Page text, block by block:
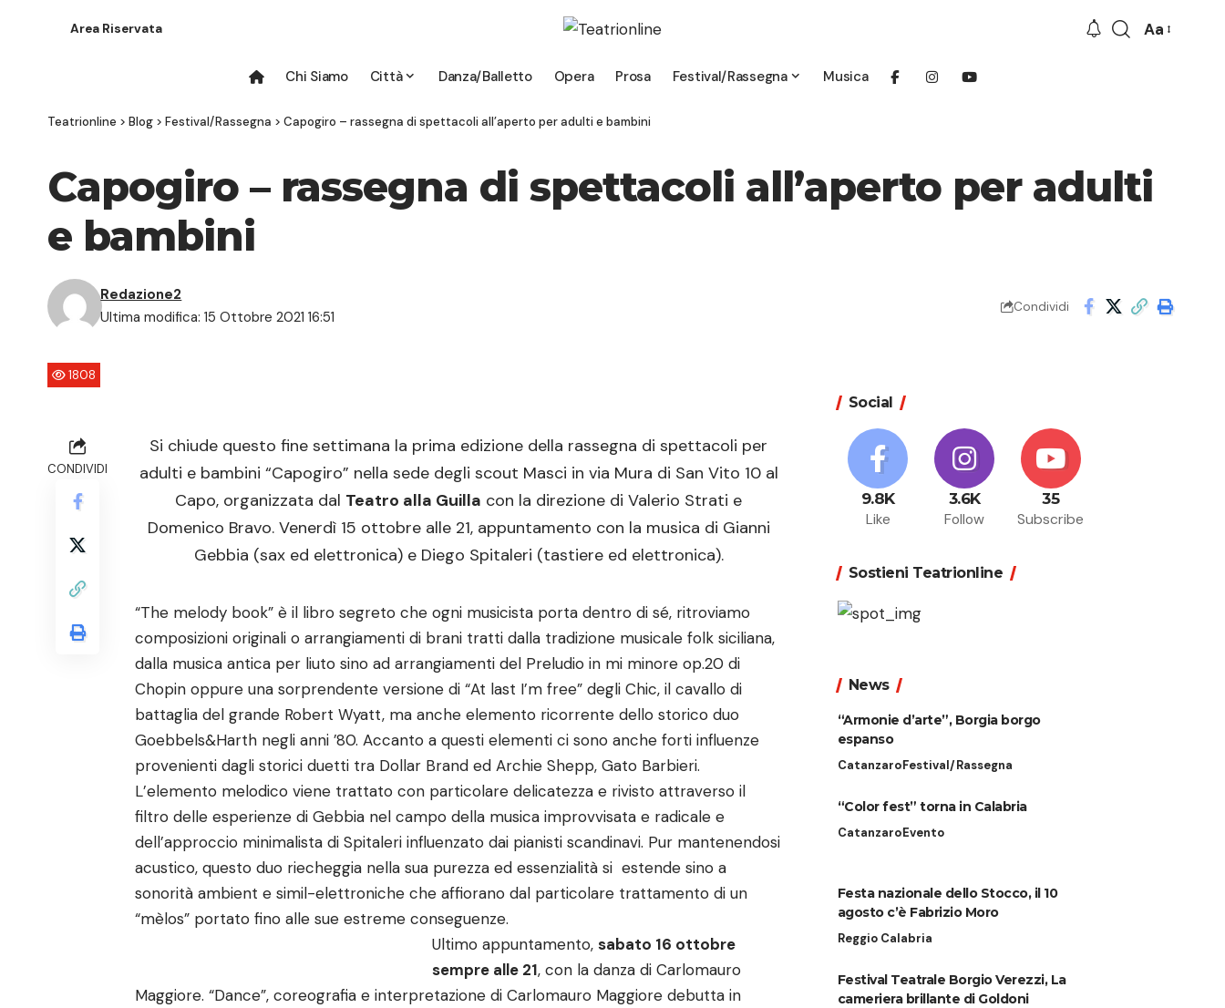
Area Riservata
Font
Aa
Chi Siamo Città Danza/Balletto Opera Prosa Festival/Rassegna Musica
Teatrionline > Blog > Festival/Rassegna > Capogiro – rassegna di spettacoli all’aperto per adulti e bambini
Capogiro – rassegna di spettacoli all’aperto per adulti
e bambini
Ultima modifica: 15 Ottobre 2021 16:51
Redazione2
Condividi
1808
CONDIVIDI
Si chiude questo fine settimana la prima edizione della rassegna di spettacoli per
adulti e bambini “Capogiro” nella sede degli scout Masci in via Mura di San Vito 10 al
Capo, organizzata dal Teatro alla Guilla con la direzione di Valerio Strati e
Domenico Bravo. Venerdì 15 ottobre alle 21, appuntamento con la musica di Gianni
Gebbia (sax ed elettronica) e Diego Spitaleri (tastiere ed elettronica).
“The melody book” è il libro segreto che ogni musicista porta dentro di sé, ritroviamo
composizioni originali o arrangiamenti di brani tratti dalla tradizione musicale folk siciliana,
dalla musica antica per liuto sino ad arrangiamenti del Preludio in mi minore op.20 di
Chopin oppure una sorprendente versione di “At last I’m free” degli Chic, il cavallo di
battaglia del grande Robert Wyatt, ma anche elemento ricorrente dello storico duo
Goebbels&Harth negli anni ’80. Accanto a questi elementi ci sono anche forti influenze
provenienti dagli storici duetti tra Dollar Brand ed Archie Shepp, Gato Barbieri.
L’elemento melodico viene trattato con particolare delicatezza e rivisto attraverso il
filtro delle esperienze di Gebbia nel campo della musica improvvisata e radicale e
dell’approccio minimalista di Spitaleri influenzato dai pianisti scandinavi. Pur mantenendosi
acustico, questo duo riecheggia nella sua purezza ed essenzialità si estende sino a
sonorità ambient e simil-elettroniche che affiorano dal particolare trattamento di un
“mèlos” portato fino alle sue estreme conseguenze.
Ultimo appuntamento, sabato 16 ottobre
sempre alle 21, con la danza di Carlomauro
Maggiore. “Dance”, coreografia e interpretazione di Carlomauro Maggiore debutta in
Social
9.8K
Like
3.6K
Follow
35
Subscribe
Sostieni Teatrionline
News
“Armonie d’arte”, Borgia borgo
espanso
CatanzaroFestival/Rassegna
“Color fest” torna in Calabria
CatanzaroEvento
Festa nazionale dello Stocco, il 10
agosto c’è Fabrizio Moro
Reggio Calabria
Festival Teatrale Borgio Verezzi, La
cameriera brillante di Goldoni